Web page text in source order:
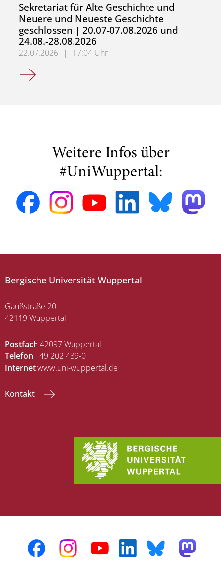
Sekretariat für Alte Geschichte und
Neuere und Neueste Geschichte
geschlossen | 20.07-07.08.2026 und
24.08.-28.08.2026
22.07.2026 |
17:04 Uhr
Sekretariat für Alte Geschichte und Neuere und
Weitere Infos über
#UniWuppertal:
Bergische Universität Wuppertal
Gaußstraße 20
42119 Wuppertal
Postfach 42097 Wuppertal
Telefon +49 202 439-0
Internetwww.uni-wuppertal.de
Kontakt